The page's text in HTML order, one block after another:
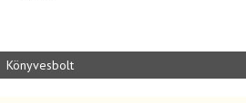
Könyvesbolt